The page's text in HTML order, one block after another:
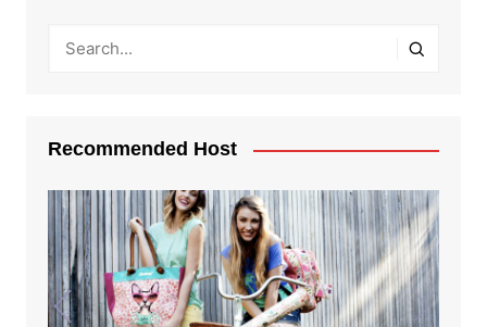
Recommended Host